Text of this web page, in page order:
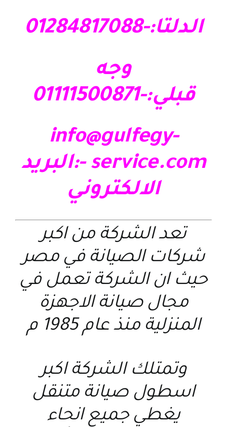
الدلتا:-01284817088
وجه
قبلي:-01111500871
info@gulfegy-
service.com -:البريد
الالكتروني
تعد الشركة من اكبر
شركات الصيانة في مصر
حيث ان الشركة تعمل في
مجال صيانة الاجهزة
المنزلية منذ عام 1985 م
وتمتلك الشركة اكبر
اسطول صيانة متنقل
يغطي جميع انحاء